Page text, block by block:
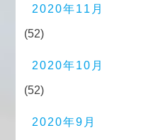
2020年11月
(52)
2020年10月
(52)
2020年9月